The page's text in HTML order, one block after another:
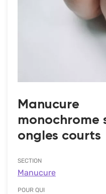
Manucure
monochrome
ongles courts
SECTION
Manucure
POUR QUI